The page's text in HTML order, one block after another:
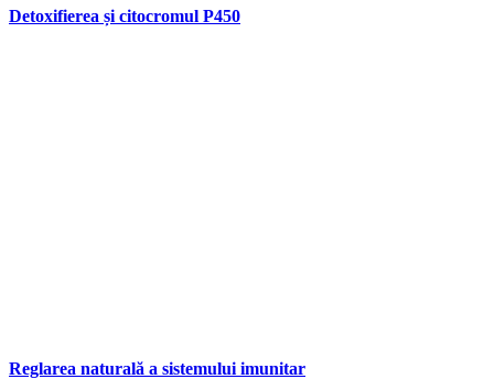
Detoxifierea și citocromul P450
Reglarea naturală a sistemului imunitar